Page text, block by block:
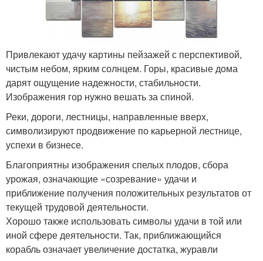
Привлекают удачу картины пейзажей с перспективой,
чистым небом, ярким солнцем. Горы, красивые дома
дарят ощущение надежности, стабильности.
Изображения гор нужно вешать за спиной.
Реки, дороги, лестницы, направленные вверх,
символизируют продвижение по карьерной лестнице,
успехи в бизнесе.
Благоприятны изображения спелых плодов, сбора
урожая, означающие «созревание» удачи и
приближение получения положительных результатов от
текущей трудовой деятельности.
Хорошо также использовать символы удачи в той или
иной сфере деятельности. Так, приближающийся
корабль означает увеличение достатка, журавли